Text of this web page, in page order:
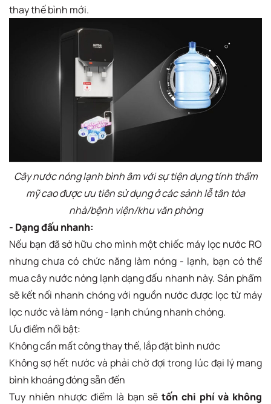
thay thế bình mới.
Cây nước nóng lạnh bình âm với sự tiện dụng tính thẩm
mỹ cao được ưu tiên sử dụng ở các sảnh lễ tân tòa
nhà/bệnh viện/khu văn phòng
- Dạng đấu nhanh:
Nếu bạn đã sở hữu cho mình một chiếc máy lọc nước RO
nhưng chưa có chức năng làm nóng - lạnh, bạn có thể
mua cây nước nóng lạnh dạng đấu nhanh này. Sản phẩm
sẽ kết nối nhanh chóng với nguồn nước được lọc từ máy
lọc nước và làm nóng - lạnh chúng nhanh chóng.
Ưu điểm nổi bật:
Không cần mất công thay thế, lắp đặt bình nước
Không sợ hết nước và phải chờ đợi trong lúc đại lý mang
bình khoáng đóng sẵn đến
Tuy nhiên nhược điểm là bạn sẽtốn chi phí và không